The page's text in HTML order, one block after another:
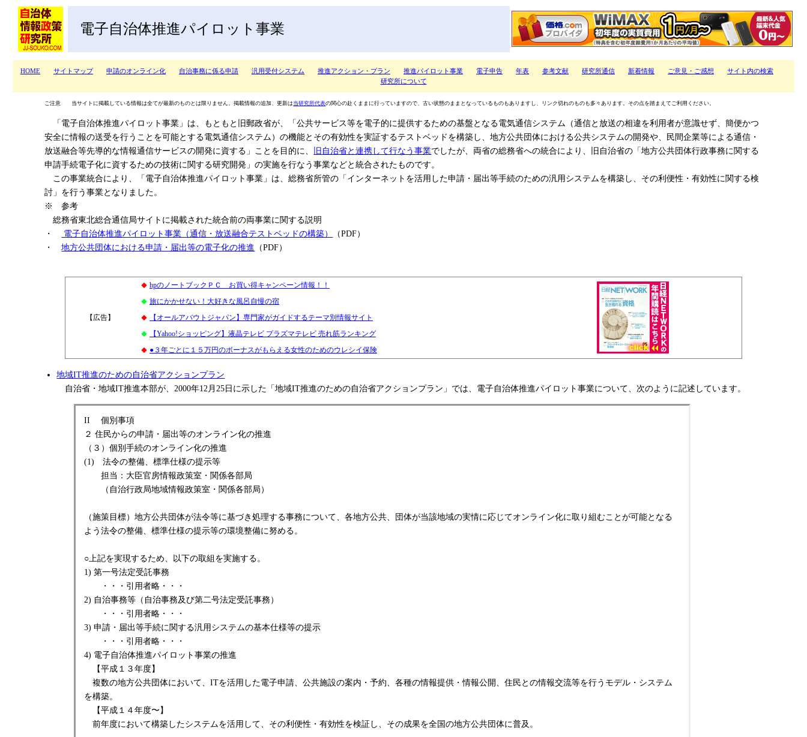
電子自治体推進パイロット事業
HOME サイトマップ 申請のオンライン化 自治事務に係る申請 汎用受付システム 推進アクション・プラン 推進パイロット事業 電子申告 年表 参考文献 研究所通信 新着情報 ご意見・ご感想
サイト内の検索
研究所について
ご注意 当サイトに掲載している情報は全てが最新のものとは限りません。掲載情報の追加、更新は 当研究所代表の関心の赴くままに行っていますので、古い状態のままとなっているものもありますし、リンク切れのものも多々あります。その点を踏まえてご利用ください。
「電子自治体推進パイロット事業」は、もともと旧郵政省が、「公共サービス等を電子的に提供するための基盤となる電気通信システム（通信と放送の相違を利用者が意識せず、簡便かつ
安全に情報の送受を行うことを可能とする電気通信システム）の機能とその有効性を実証するテストベッドを構築し、地方公共団体における公共システムの開発や、民間企業等による通信・
放送融合等先導的な情報通信サービスの開発に資する」ことを目的に、
旧自治省と連携して行なう事業でしたが、両省の総務省への統合により、旧自治省の「地方公共団体行政事務に関する
申請手続電子化に資するための技術に関する研究開発」の実施を行なう事業などと統合されたものです。
この事業統合により、「電子自治体推進パイロット事業」は、総務省所管の「インターネットを活用した申請・届出等手続のための汎用システムを構築し、その利便性・有効性に関する検
討」を行う事業となりました。
※ 参考
総務省東北総合通信局サイトに掲載された統合前の両事業に関する説明
・
電子自治体推進パイロット事業（通信・放送融合テストベッドの構築）
（PDF）
・地方公共団体における申請・届出等の電子化の推進 （PDF）
【広告】
◆ hpのノートブックＰＣ お買い得キャンペーン情報！！
◆ 旅にかかせない！大好きな風呂自慢の宿
◆ 【オールアバウトジャパン】専門家がガイドするテーマ別情報サイト
◆ 【Yahoo!ショッピング】液晶テレビ プラズマテレビ 売れ筋ランキング
◆ ●３年ごとに１５万円のボーナスがもらえる女性のためのウレシイ保険
地域IT推進のための自治省アクションプラン
自治省・地域IT推進本部が、2000年12月25日に示した「地域IT推進のための自治省アクションプラン」では、電子自治体推進パイロット事業について、次のように記述しています。
II 個別事項
２ 住民からの申請・届出等のオンライン化の推進
（３）個別手続のオンライン化の推進
(1) 法令の整備、標準仕様の提示等
担当：大臣官房情報政策室・関係各部局
（自治行政局地域情報政策室・関係各部局）
（施策目標）地方公共団体が法令等に基づき処理する事務について、各地方公共、団体が当該地域の実情に応じてオンライン化に取り組むことが可能となる
よう法令の整備、標準仕様の提示等の環境整備に努める。
○上記を実現するため、以下の取組を実施する。
1) 第一号法定受託事務
・・・引用者略・・・
2) 自治事務等（自治事務及び第二号法定受託事務）
・・・引用者略・・・
3) 申請・届出等手続に関する汎用システムの基本仕様等の提示
・・・引用者略・・・
4) 電子自治体推進パイロット事業の推進
【平成１３年度】
複数の地方公共団体において、ITを活用した電子申請、公共施設の案内・予約、各種の情報提供・情報公開、住民との情報交流等を行うモデル・システム
を構築。
【平成１４年度〜】
前年度において構築したシステムを活用して、その利便性・有効性を検証し、その成果を全国の地方公共団体に普及。